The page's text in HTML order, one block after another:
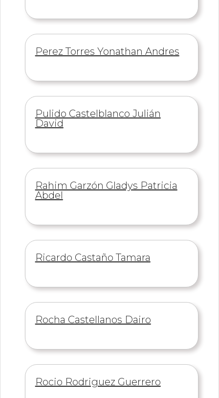
Información
Perez Torres Yonathan Andres
Información
de
Pulido Castelblanco Julián
David
Información
de
Rahim Garzón Gladys Patricia
Abdel
Información
Ricardo Castaño Tamara
Información
Rocha Castellanos Dairo
Información
Rocio Rodriguez Guerrero